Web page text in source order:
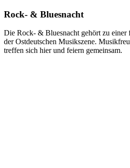
Rock- & Bluesnacht
Die Rock- & Bluesnacht gehört zu einer
der Ostdeutschen Musikszene.
treffen sich hier und feiern gemeinsam.